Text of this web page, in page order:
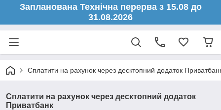
Запланована Технічна перерва з 15.08 до
31.08.2026
Сплатити на рахунок через десктопний додаток
Сплатити на рахунок через десктопний додаток
Приватбанк